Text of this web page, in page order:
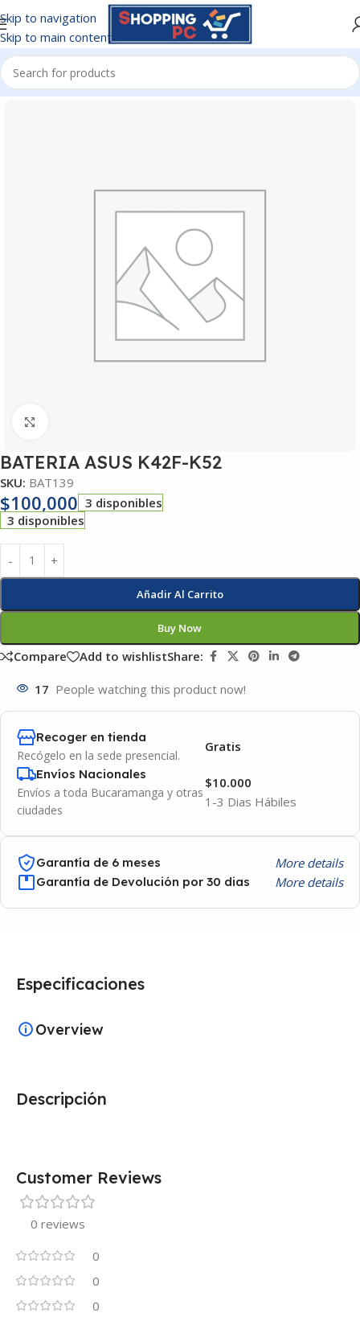
Skip to navigation
Skip to main content
Inicio/BATERIAS
BATERIA ASUS K42F-K52
SKU: BAT139
$100,000 3 disponibles
3 disponibles
Añadir Al Carrito
Buy Now
Compare Add to wishlistShare:
17 People watching this product now!
Recoger en tienda
Recógelo en la sede presencial.
Gratis
Envíos Nacionales
Envíos a toda Bucaramanga y otras
ciudades
1-3 Dias Hábiles
$10.000
Garantía de 6 meses More details
Garantía de Devolución por 30 dias More details
Descripción
Especificaciones
Overview
Customer Reviews
0 reviews
0
0
0